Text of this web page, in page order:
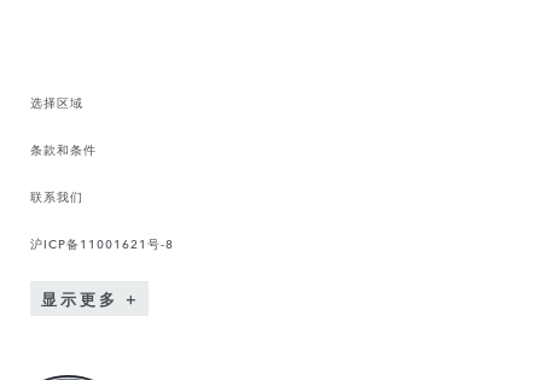
选择区域
条款和条件
联系我们
沪ICP备11001621号-8
显示更多